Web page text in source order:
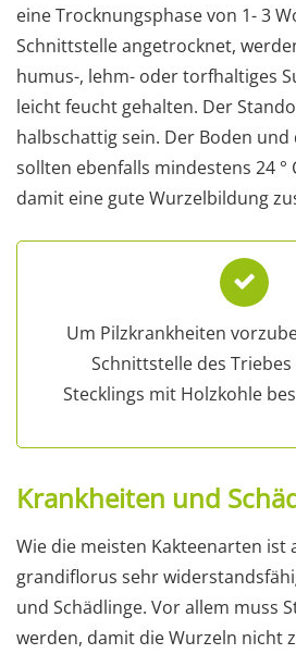
eine Trocknungsphase von 1- 3
Schnittstelle angetrocknet,
humus-, lehm- oder torfhaltiges
leicht feucht gehalten. Der
halbschattig sein. Der Boden
sollten ebenfalls mindestens 24 °
damit eine gute Wurzelbildung
Um Pilzkrankheiten
Schnittstelle des Triebes
Stecklings mit Holzkohle
Krankheiten und
Wie die meisten Kakteenarten ist
grandiflorus sehr
und Schädlinge. Vor allem muss
werden, damit die Wurzeln nicht